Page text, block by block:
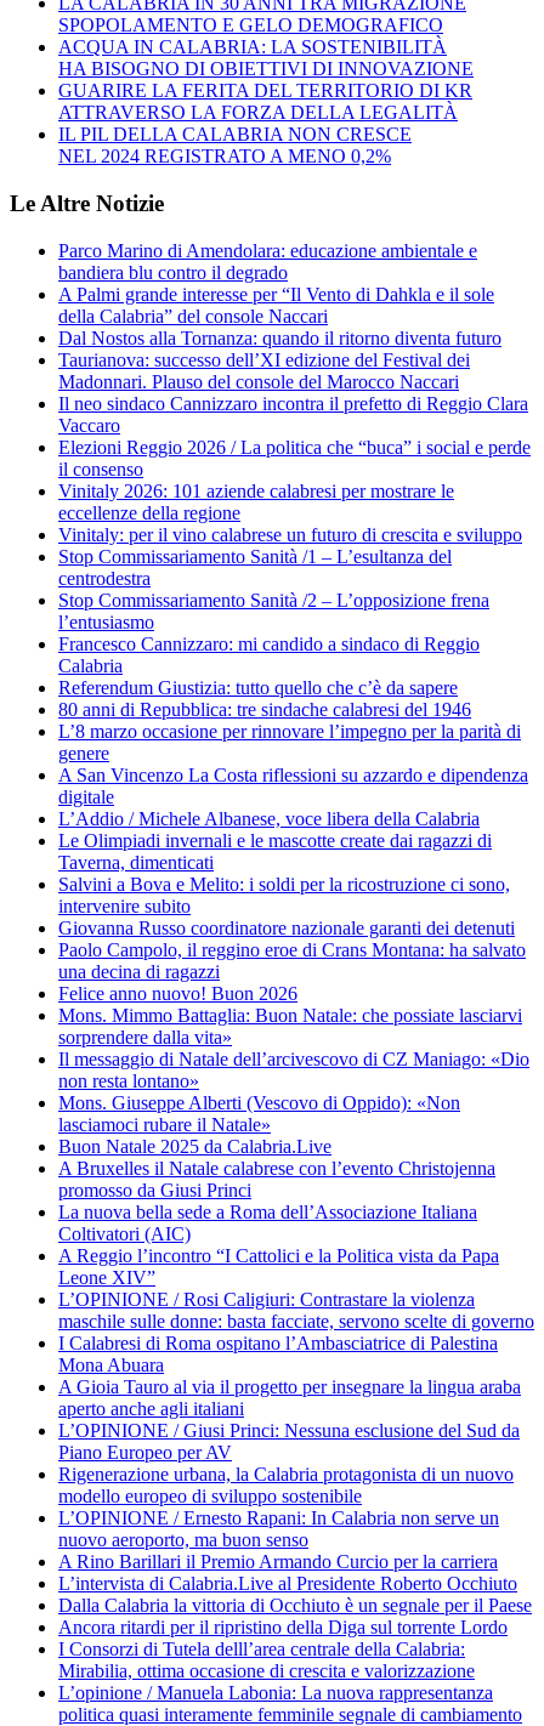
SPOPOLAMENTO E GELO DEMOGRAFICO
ACQUA IN CALABRIA: LA SOSTENIBILITÀ
HA BISOGNO DI OBIETTIVI DI INNOVAZIONE
GUARIRE LA FERITA DEL TERRITORIO DI KR
ATTRAVERSO LA FORZA DELLA LEGALITÀ
IL PIL DELLA CALABRIA NON CRESCE
NEL 2024 REGISTRATO A MENO 0,2%
Le Altre Notizie
Parco Marino di Amendolara: educazione ambientale e
bandiera blu contro il degrado
A Palmi grande interesse per “Il Vento di Dahkla e il sole
della Calabria” del console Naccari
Dal Nostos alla Tornanza: quando il ritorno diventa futuro
Taurianova: successo dell’XI edizione del Festival dei
Madonnari. Plauso del console del Marocco Naccari
Il neo sindaco Cannizzaro incontra il prefetto di Reggio Clara
Vaccaro
Elezioni Reggio 2026 / La politica che “buca” i social e perde
il consenso
Vinitaly 2026: 101 aziende calabresi per mostrare le
eccellenze della regione
Vinitaly: per il vino calabrese un futuro di crescita e sviluppo
Stop Commissariamento Sanità /1 – L’esultanza del
centrodestra
Stop Commissariamento Sanità /2 – L’opposizione frena
l’entusiasmo
Francesco Cannizzaro: mi candido a sindaco di Reggio
Calabria
Referendum Giustizia: tutto quello che c’è da sapere
80 anni di Repubblica: tre sindache calabresi del 1946
L’8 marzo occasione per rinnovare l’impegno per la parità di
genere
A San Vincenzo La Costa riflessioni su azzardo e dipendenza
digitale
L’Addio / Michele Albanese, voce libera della Calabria
Le Olimpiadi invernali e le mascotte create dai ragazzi di
Taverna, dimenticati
Salvini a Bova e Melito: i soldi per la ricostruzione ci sono,
intervenire subito
Giovanna Russo coordinatore nazionale garanti dei detenuti
Paolo Campolo, il reggino eroe di Crans Montana: ha salvato
una decina di ragazzi
Felice anno nuovo! Buon 2026
Mons. Mimmo Battaglia: Buon Natale: che possiate lasciarvi
sorprendere dalla vita»
Il messaggio di Natale dell’arcivescovo di CZ Maniago: «Dio
non resta lontano»
Mons. Giuseppe Alberti (Vescovo di Oppido): «Non
lasciamoci rubare il Natale»
Buon Natale 2025 da Calabria.Live
A Bruxelles il Natale calabrese con l’evento Christojenna
promosso da Giusi Princi
La nuova bella sede a Roma dell’Associazione Italiana
Coltivatori (AIC)
A Reggio l’incontro “I Cattolici e la Politica vista da Papa
Leone XIV”
L’OPINIONE / Rosi Caligiuri: Contrastare la violenza
maschile sulle donne: basta facciate, servono scelte di governo
I Calabresi di Roma ospitano l’Ambasciatrice di Palestina
Mona Abuara
A Gioia Tauro al via il progetto per insegnare la lingua araba
aperto anche agli italiani
L’OPINIONE / Giusi Princi: Nessuna esclusione del Sud da
Piano Europeo per AV
Rigenerazione urbana, la Calabria protagonista di un nuovo
modello europeo di sviluppo sostenibile
L’OPINIONE / Ernesto Rapani: In Calabria non serve un
nuovo aeroporto, ma buon senso
A Rino Barillari il Premio Armando Curcio per la carriera
L’intervista di Calabria.Live al Presidente Roberto Occhiuto
Dalla Calabria la vittoria di Occhiuto è un segnale per il Paese
Ancora ritardi per il ripristino della Diga sul torrente Lordo
I Consorzi di Tutela delll’area centrale della Calabria:
Mirabilia, ottima occasione di crescita e valorizzazione
L’opinione / Manuela Labonia: La nuova rappresentanza
politica quasi interamente femminile segnale di cambiamento